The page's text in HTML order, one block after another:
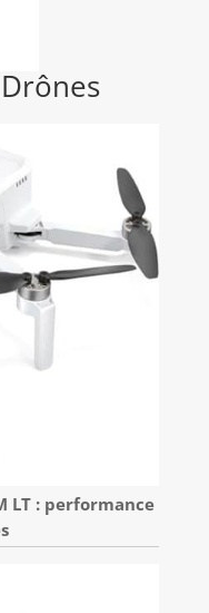
LT : performance